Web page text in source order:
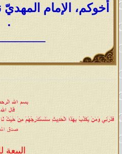
أخوكم، الإمام
.
البيعة